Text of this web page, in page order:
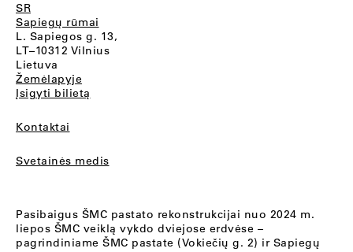
SR
Sapiegų rūmai
L. Sapiegos g. 13,
LT–10312 Vilnius
Lietuva
Žemėlapyje
Įsigyti bilietą
Kontaktai
Svetainės medis
Pasibaigus ŠMC pastato rekonstrukcijai nuo 2024 m.
liepos ŠMC veiklą vykdo dviejose erdvėse –
pagrindiniame ŠMC pastate (Vokiečių g. 2) ir Sapiegų